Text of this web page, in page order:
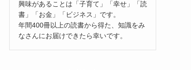
興味があることは「子育て」「幸せ」「読
書」「お金」「ビジネス」です。
年間400冊以上の読書から得た、知識をみ
なさんにお届けできたら幸いです。